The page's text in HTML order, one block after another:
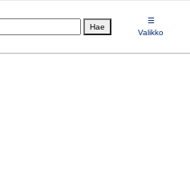
Hae
☰
Valikko